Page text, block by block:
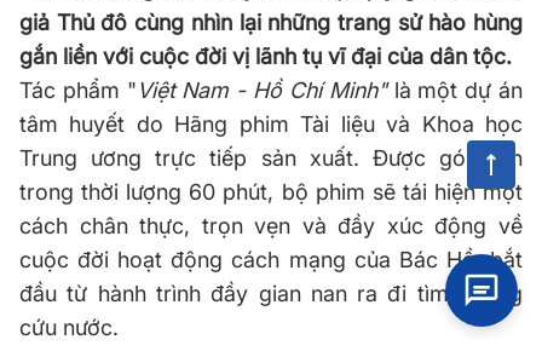
giả Thủ đô cùng nhìn lại những trang sử hào hùng
gắn liền với cuộc đời vị lãnh tụ vĩ đại của dân tộc.
Tác phẩm "Việt Nam - Hồ Chí Minh"là một dự án
tâm huyết do Hãng phim Tài liệu và Khoa học
Trung ương trực tiếp sản xuất. Được gói gọn
trong thời lượng 60 phút, bộ phim sẽ tái hiện một
cách chân thực, trọn vẹn và đầy xúc động về
cuộc đời hoạt động cách mạng của Bác Hồ, bắt
đầu từ hành trình đầy gian nan ra đi tìm đường
cứu nước.